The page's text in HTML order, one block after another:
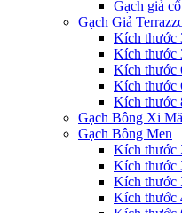
Gạch giả
Gạch Giả
Kích thước
Kích thước
Kích thước
Kích thước
Kích thước
Gạch Bông Xi
Gạch Bông Men
Kích thước
Kích thước
Kích thước
Kích thước